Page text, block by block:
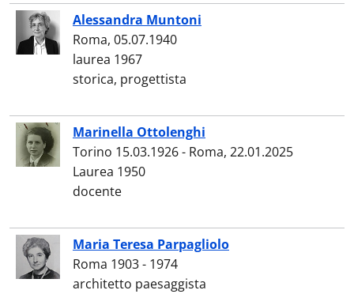
Alessandra Muntoni
Roma, 05.07.1940
laurea 1967
storica, progettista
Marinella Ottolenghi
Torino 15.03.1926 - Roma, 22.01.2025
Laurea 1950
docente
Maria Teresa Parpagliolo
Roma 1903 - 1974
architetto paesaggista